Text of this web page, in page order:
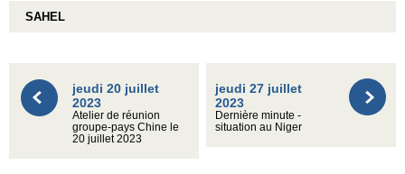
SAHEL
jeudi 20 juillet
2023
Atelier de réunion
groupe-pays Chine le
20 juillet 2023
jeudi 27 juillet
2023
Dernière minute -
situation au Niger